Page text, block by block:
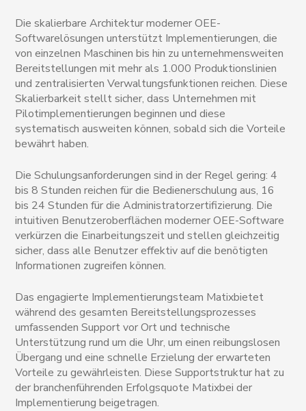
Die skalierbare Architektur moderner OEE-
Softwarelösungen unterstützt Implementierungen, die
von einzelnen Maschinen bis hin zu unternehmensweiten
Bereitstellungen mit mehr als 1.000 Produktionslinien
und zentralisierten Verwaltungsfunktionen reichen. Diese
Skalierbarkeit stellt sicher, dass Unternehmen mit
Pilotimplementierungen beginnen und diese
systematisch ausweiten können, sobald sich die Vorteile
bewährt haben.
Die Schulungsanforderungen sind in der Regel gering: 4
bis 8 Stunden reichen für die Bedienerschulung aus, 16
bis 24 Stunden für die Administratorzertifizierung. Die
intuitiven Benutzeroberflächen moderner OEE-Software
verkürzen die Einarbeitungszeit und stellen gleichzeitig
sicher, dass alle Benutzer effektiv auf die benötigten
Informationen zugreifen können.
Das engagierte Implementierungsteam Matixbietet
während des gesamten Bereitstellungsprozesses
umfassenden Support vor Ort und technische
Unterstützung rund um die Uhr, um einen reibungslosen
Übergang und eine schnelle Erzielung der erwarteten
Vorteile zu gewährleisten. Diese Supportstruktur hat zu
der branchenführenden Erfolgsquote Matixbei der
Implementierung beigetragen.